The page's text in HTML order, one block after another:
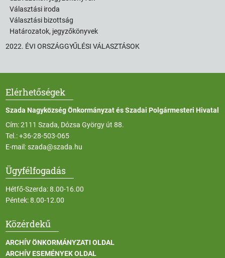
Választási iroda
Választási bizottság
Határozatok, jegyzőkönyvek
2022. ÉVI ORSZÁGGYŰLÉSI VÁLASZTÁSOK
Elérhetőségek
Szada Nagyközség Önkormányzat és Szadai Polgármesteri Hivatal
Cím: 2111 Szada, Dózsa György út 88.
Tel.:+36-28-503-065
E-mail:szada@szada.hu
Ügyfélfogadás
Hétfő-Szerda: 8.00-16.00
Péntek: 8.00-12.00
Közérdekű
ARCHÍV ÖNKORMÁNYZATI OLDAL
ARCHÍV ESEMÉNYEK OLDAL